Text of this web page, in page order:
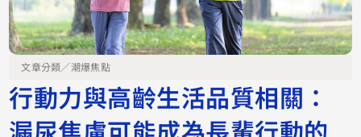
文章分類／潮爆焦點
行動力與高齡生活品質相關：